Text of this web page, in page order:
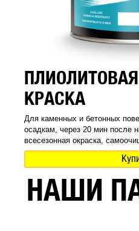
КРАСКА
Для каменных и бетонных
осадкам, через 20 мин после
всесезонная окраска,
НАШИ